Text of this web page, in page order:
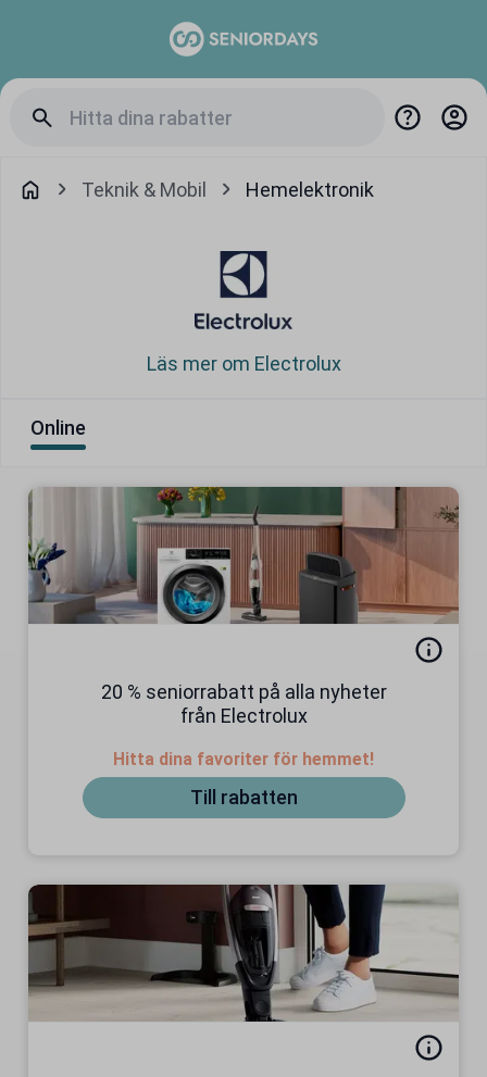
Teknik & Mobil Hemelektronik
Läs mer om Electrolux
Online
20 % seniorrabatt på alla nyheter
från Electrolux
Hitta dina favoriter för hemmet!
Till rabatten